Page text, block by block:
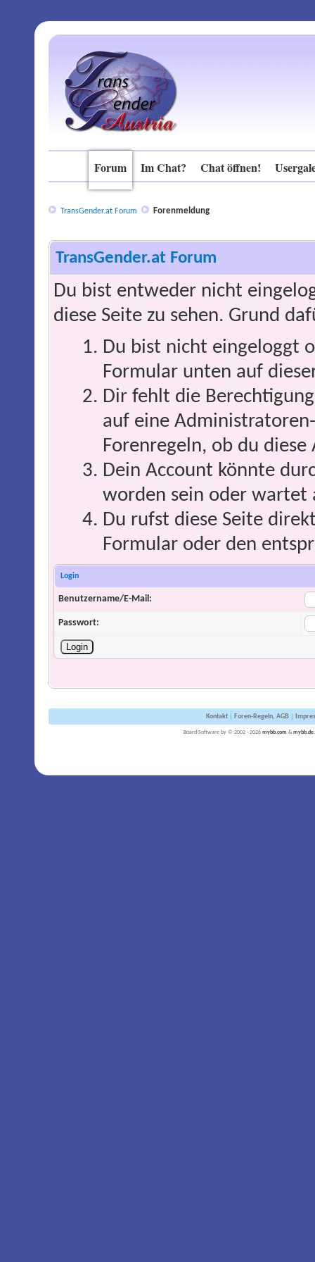
Forum Im Chat? Chat öffnen!
TransGender.at Forum Forenmeldung
TransGender.at Forum
Du bist entweder nicht
diese Seite zu sehen. Grund
Du bist nicht eingeloggt
Formular unten auf
Dir fehlt die
auf eine
Forenregeln, ob du
Dein Account könnte
worden sein oder wartet
Du rufst diese Seite
Formular oder den
Login
Benutzername/E-Mail:
Passwort:
Kontakt| Foren-Regeln, AGB|
Board-Software by © 2002 - 2026 mybb.com & mybb.de